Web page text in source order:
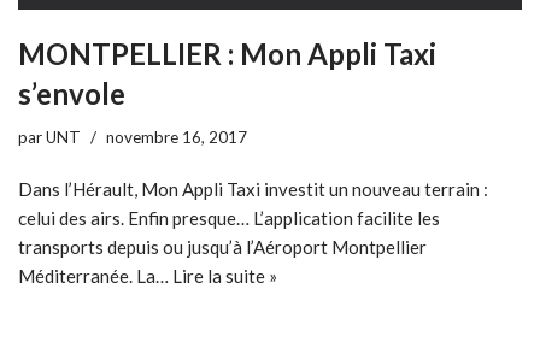
MONTPELLIER : Mon Appli Taxi
s’envole
parUNT novembre 16, 2017
Dans l’Hérault, Mon Appli Taxi investit un nouveau terrain :
celui des airs. Enfin presque… L’application facilite les
transports depuis ou jusqu’à l’Aéroport Montpellier
Méditerranée. La… Lire la suite »